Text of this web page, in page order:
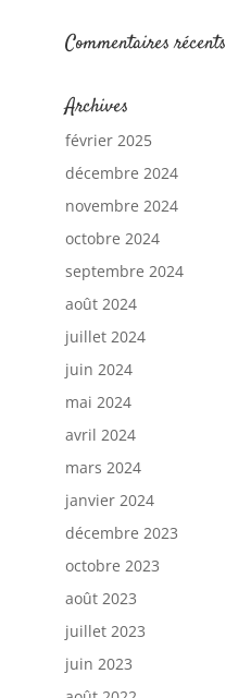
Commentaires récents
Archives
février 2025
décembre 2024
novembre 2024
octobre 2024
septembre 2024
août 2024
juillet 2024
juin 2024
mai 2024
avril 2024
mars 2024
janvier 2024
décembre 2023
octobre 2023
août 2023
juillet 2023
juin 2023